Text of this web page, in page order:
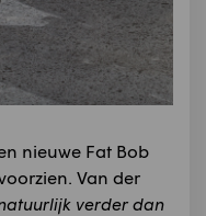
nieuwe Fat Bob
Van der
verder dan